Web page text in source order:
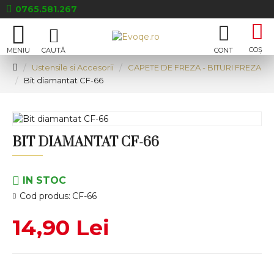
0765.581.267
Ustensile si Accesorii
CAPETE DE FREZA - BITURI FREZA
Bit diamantat CF-66
BIT DIAMANTAT CF-66
IN STOC
Cod produs: CF-66
14,90 Lei